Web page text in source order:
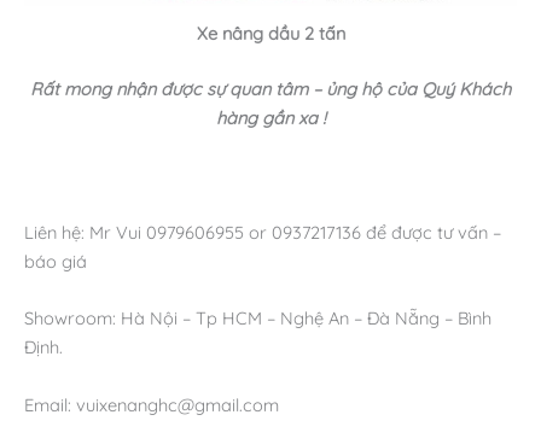
Xe nâng dầu 2 tấn
Rất mong nhận được sự quan tâm – ủng hộ của Quý Khách
hàng gần xa !
Liên hệ: Mr Vui 0979606955 or 0937217136 để được tư vấn –
báo giá
Showroom: Hà Nội – Tp HCM – Nghệ An – Đà Nẵng – Bình
Định.
Email: vuixenanghc@gmail.com